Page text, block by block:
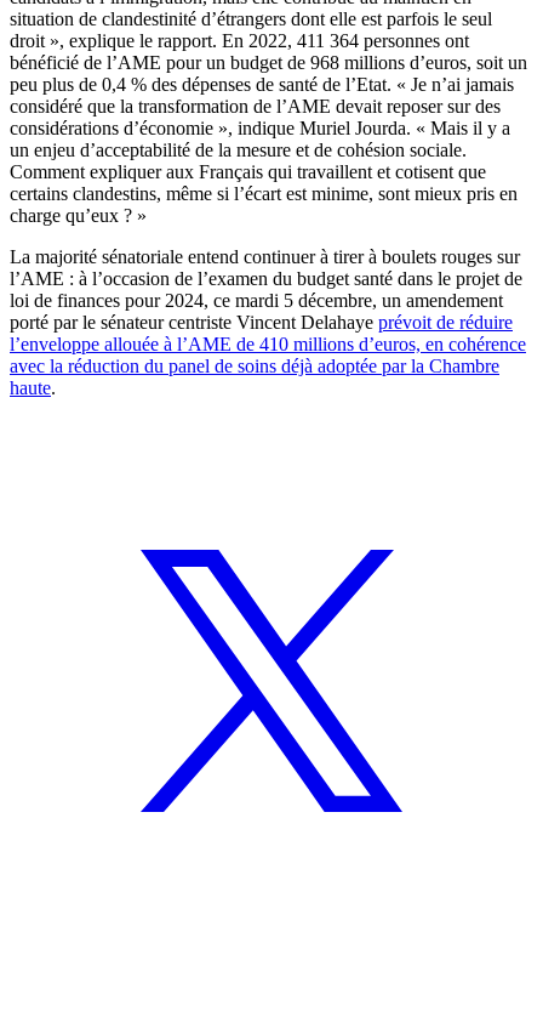
situation de clandestinité d’étrangers dont elle est parfois le seul
droit », explique le rapport. En 2022, 411 364 personnes ont
bénéficié de l’AME pour un budget de 968 millions d’euros, soit un
peu plus de 0,4 % des dépenses de santé de l’Etat. « Je n’ai jamais
considéré que la transformation de l’AME devait reposer sur des
considérations d’économie », indique Muriel Jourda. « Mais il y a
un enjeu d’acceptabilité de la mesure et de cohésion sociale.
Comment expliquer aux Français qui travaillent et cotisent que
certains clandestins, même si l’écart est minime, sont mieux pris en
charge qu’eux ? »
La majorité sénatoriale entend continuer à tirer à boulets rouges sur
l’AME : à l’occasion de l’examen du budget santé dans le projet de
loi de finances pour 2024, ce mardi 5 décembre, un amendement
porté par le sénateur centriste Vincent Delahaye prévoit de réduire
l’enveloppe allouée à l’AME de 410 millions d’euros, en cohérence
avec la réduction du panel de soins déjà adoptée par la Chambre
haute.